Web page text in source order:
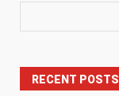
RECENT POSTS